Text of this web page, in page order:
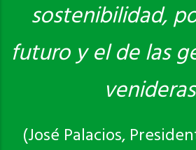
sostenibilidad,
futuro y el de las
(José Palacios,